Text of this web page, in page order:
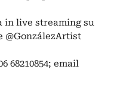
in live streaming su
@GonzálezArtist
68210854; email